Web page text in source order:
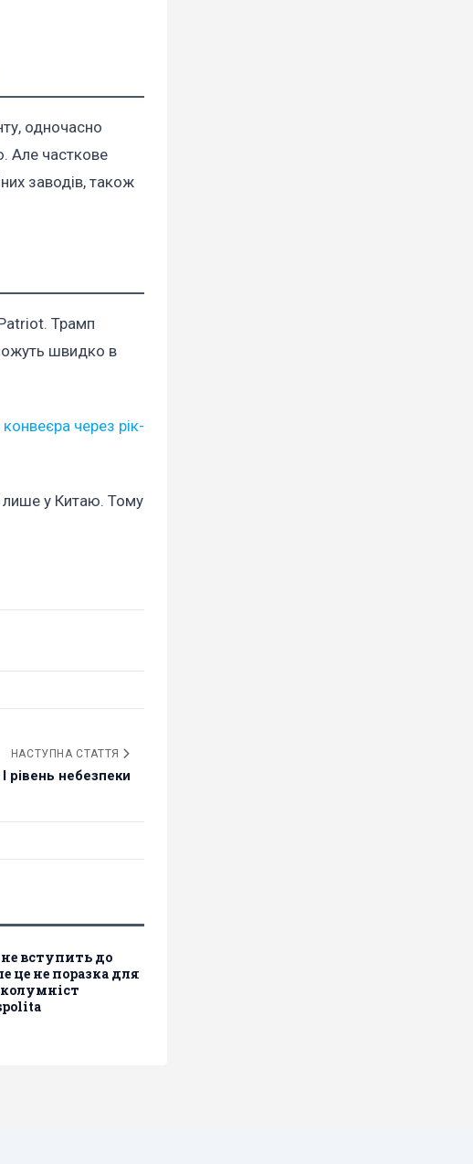
одночасно
Але часткове
заводів, також
Трамп
швидко в
через рік-
лише у Китаю. Тому
НАСТУПНА СТАТТЯ
рівень небезпеки
не вступить до
це не поразка для